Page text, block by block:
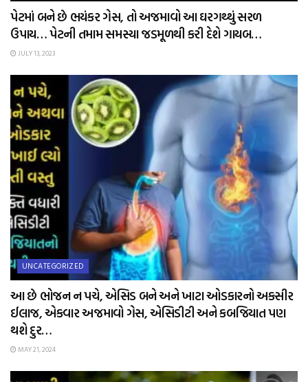
પેટમાં બને છે ભયંકર ગેસ, તો અજમાવો આ ઘરગથ્થું સરળ
ઉપાય… પેટની તમામ સમસ્યા જડમૂળથી કરી દેશે ગાયબ…
JULY 13, 2023
UNCATEGORIZED
આ છે ભોજન ન પચે, એસિડ બને અને ખાટા ઓડકારનો અકસીર
ઈલાજ, એકવાર અજમાવો ગેસ, એસિડીટી અને કબજિયાત પણ
થશે દુર…
MAY 21, 2024